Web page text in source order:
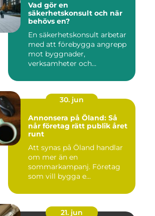
Vad gör en
säkerhetskonsult och när
behövs en?
En säkerhetskonsult arbetar
med att förebygga angrepp
mot byggnader,
verksamheter och
30. jun
Annonsera på Öland: Så
når företag rätt publik året
runt
Att synas på Öland handlar
om mer än en
sommarkampanj. Företag
som vill bygga e...
21. jun